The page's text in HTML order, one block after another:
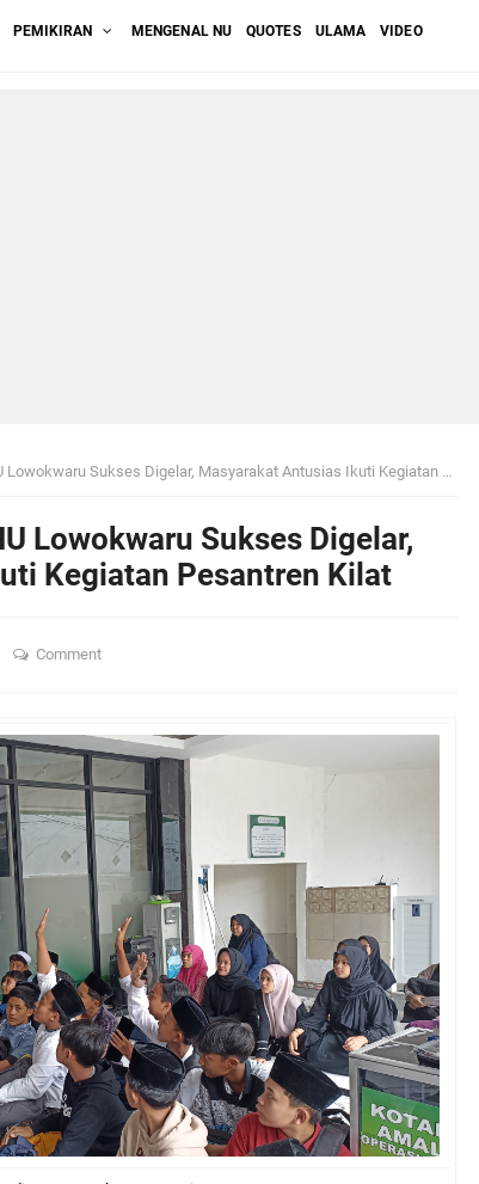
PEMIKIRAN MENGENAL NU QUOTES ULAMA VIDEO
Sukses Digelar, Masyarakat Antusias Ikuti Kegiatan Pesantren Kilat
Lowokwaru Sukses Digelar,
Kegiatan Pesantren Kilat
Comment